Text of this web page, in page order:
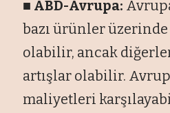
■ ABD-Avrupa:
bazı ürünler
olabilir, ancak
artışlar olabilir.
maliyetleri